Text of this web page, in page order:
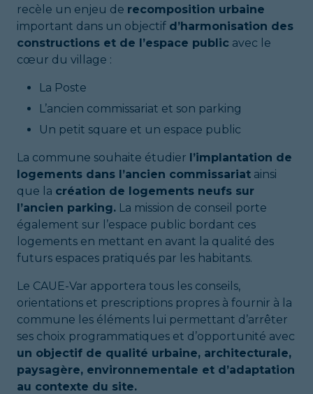
recèle un enjeu de recomposition urbaine
important dans un objectif d’harmonisation des
constructions et de l’espace public avec le
cœur du village :
La Poste
L’ancien commissariat et son parking
Un petit square et un espace public
La commune souhaite étudier l’implantation de
logements dans l’ancien commissariat ainsi
que la création de logements neufs sur
l’ancien parking. La mission de conseil porte
également sur l’espace public bordant ces
logements en mettant en avant la qualité des
futurs espaces pratiqués par les habitants.
Le CAUE-Var apportera tous les conseils,
orientations et prescriptions propres à fournir à la
commune les éléments lui permettant d’arrêter
ses choix programmatiques et d’opportunité avec
un objectif de qualité urbaine, architecturale,
paysagère, environnementale et d’adaptation
au contexte du site.